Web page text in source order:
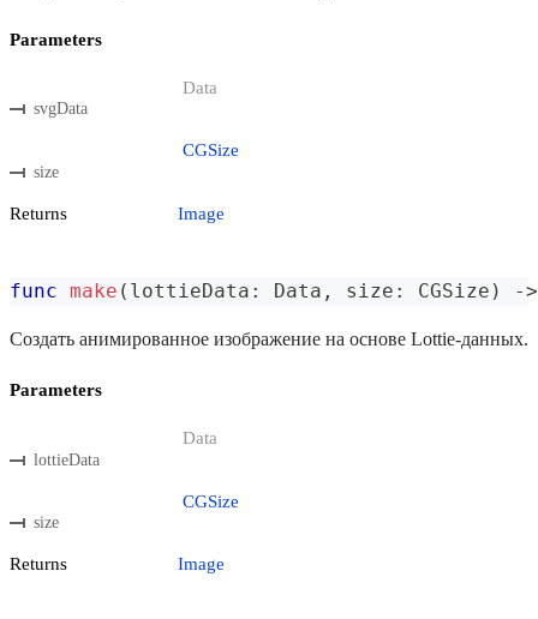
Parameters
svgData
Data
size
CGSize
Returns Image
func make ( lottieData : Data , size : CGSize ) ->
Создать анимированное изображение на основе Lottie-данных.
Parameters
lottieData
Data
size
CGSize
Returns Image